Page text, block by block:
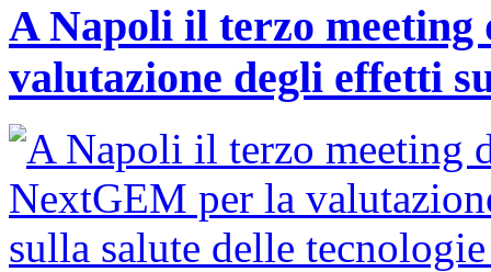
A Napoli il terzo
valutazione degli effetti